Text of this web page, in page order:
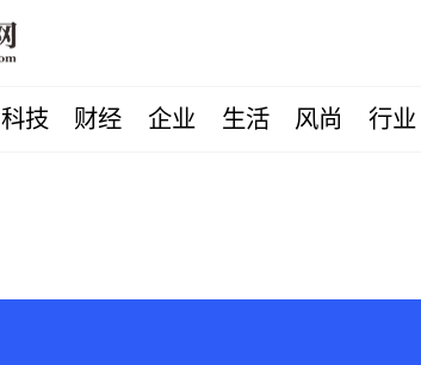
科技 财经 企业 生活 风尚 行业